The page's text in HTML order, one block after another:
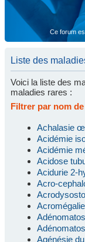
Ce forum
Liste des
Voici la liste des
maladies rares :
Filtrer par nom
Achalasie
Acidémie
Acidémie
Acidose
Acidurie 2-
Acro-
Acromégalie
Agénésie